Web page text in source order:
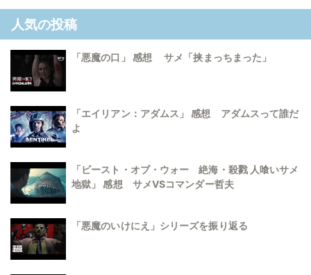
人気の投稿
「悪魔の口」 感想 サメ「挟まっちまった」
「エイリアン：アダムス」 感想 アダムスって誰だ
よ
「ビースト・オブ・ウォー 絶海・殺戮 人喰いサメ
地獄」 感想 サメVSコマンダー哲夫
「悪魔のいけにえ」シリーズを振り返る